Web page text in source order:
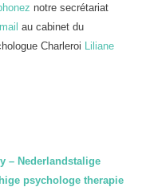
notre secrétariat
au cabinet du
Charleroi Liliane
– Nederlandstalige
psychologe therapie